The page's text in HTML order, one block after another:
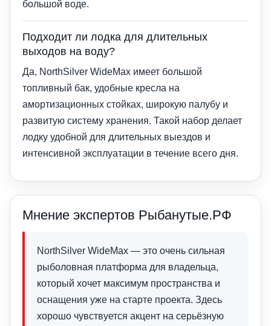
большой воде.
Подходит ли лодка для длительных
выходов на воду?
Да, NorthSilver WideMax имеет большой
топливный бак, удобные кресла на
амортизационных стойках, широкую палубу и
развитую систему хранения. Такой набор делает
лодку удобной для длительных выездов и
интенсивной эксплуатации в течение всего дня.
Мнение экспертов Рыбанутые.РФ
NorthSilver WideMax — это очень сильная
рыболовная платформа для владельца,
который хочет максимум пространства и
оснащения уже на старте проекта. Здесь
хорошо чувствуется акцент на серьёзную